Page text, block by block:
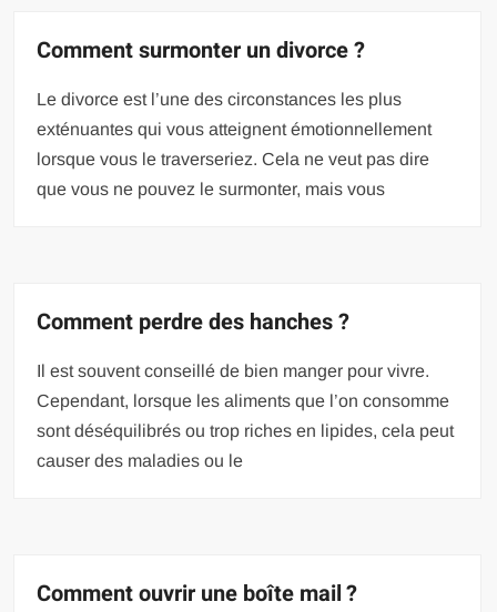
Comment surmonter un divorce ?
Le divorce est l’une des circonstances les plus
exténuantes qui vous atteignent émotionnellement
lorsque vous le traverseriez. Cela ne veut pas dire
que vous ne pouvez le surmonter, mais vous
Comment perdre des hanches ?
Il est souvent conseillé de bien manger pour vivre.
Cependant, lorsque les aliments que l’on consomme
sont déséquilibrés ou trop riches en lipides, cela peut
causer des maladies ou le
Comment ouvrir une boîte mail ?